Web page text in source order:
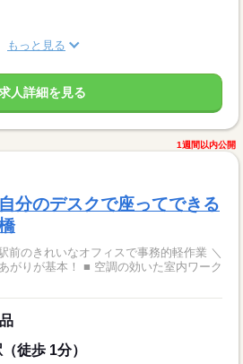
もっと見る
人詳細を見る
1週間以内公開
分のデスクで座ってできる
前のきれいなオフィスで事務的軽作業 ＼
がりが基本！ ■ 空調の効いた室内ワーク
徒歩 1分）